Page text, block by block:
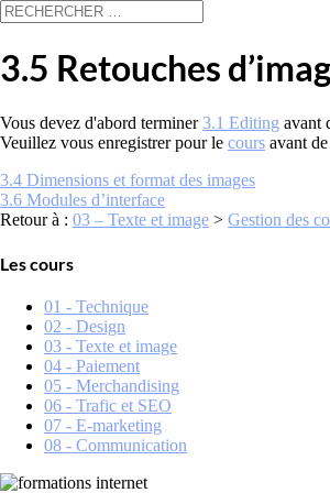
3.5 Retouches
Vous devez d'abord terminer3.1 Editing avant
Veuillez vous enregistrer pour le cours avant
3.4 Dimensions et format des images
3.6 Modules d’interface
Retour à : 03 – Texte et image > Gestion des
Les cours
01 - Technique
02 - Design
03 - Texte et image
04 - Paiement
05 - Merchandising
06 - Trafic et SEO
07 - E-marketing
08 - Communication